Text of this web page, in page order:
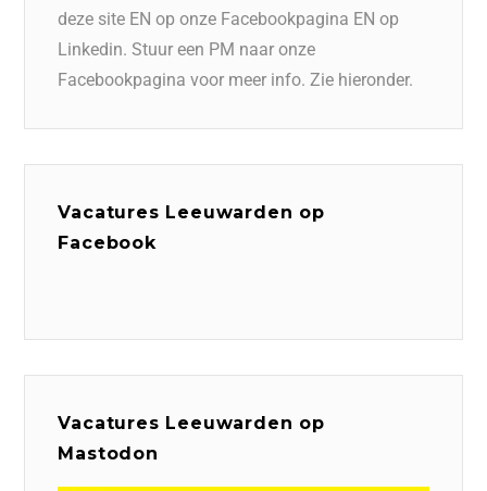
deze site EN op onze Facebookpagina EN op
Linkedin. Stuur een PM naar onze
Facebookpagina voor meer info. Zie hieronder.
Vacatures Leeuwarden op
Facebook
Vacatures Leeuwarden op
Mastodon